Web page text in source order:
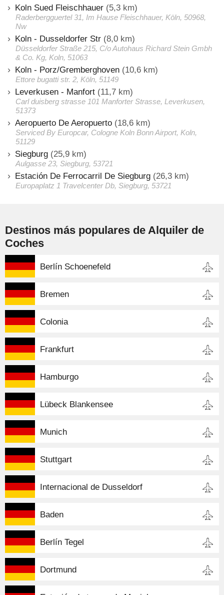
Koln Sued Fleischhauer (5,3 km)
Raderbergguertel 31, Im Hause Fleischhauer, Köln, 50968,
Nw
Koln - Dusseldorfer Str (8,0 km)
Düsseldorfer Straße 215, C/o Autohaus Richard Stein Gmbh
& Co. Kg, Koln, 51063
Koln - Porz/Gremberghoven (10,6 km)
Ettore bugatti str. 2, Köln, 51149
Leverkusen - Manfort (11,7 km)
Carl duisberg strasse 101 Manforter Strasse, Leverkusen,
51373
Aeropuerto De Aeropuerto (18,6 km)
Serviced By Europcar, Cologne Koln Bonn Airport, Koln,
51129
Siegburg (25,9 km)
Aulgasse 23, Siegburg, 53721
Estación De Ferrocarril De Siegburg (26,3 km)
Europaplatz 1 Travelcenter Db, Siegburg, 53721
Destinos más populares de Alquiler de
Coches
Berlín Schoenefeld
Bremen
Colonia
Frankfurt
Hamburgo
Lübeck Blankensee
Munich
Stuttgart
Internacional de Dusseldorf
Baden
Berlín Tegel
Dortmund